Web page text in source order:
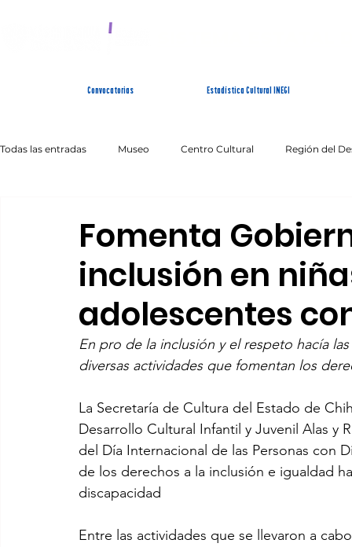
Convocatorias Estadística Cultural INEGI
Todas las entradas Museo Centro Cultural Región del
Fomenta
inclusión en
adolescentes
En pro de la inclusión y el respeto hacía
diversas actividades que fomentan los
La Secretaría de Cultura del Estado de
Desarrollo Cultural Infantil y Juvenil Alas y
del Día Internacional de las Personas con
de los derechos a la inclusión e igualdad
discapacidad
Entre las actividades que se llevaron a